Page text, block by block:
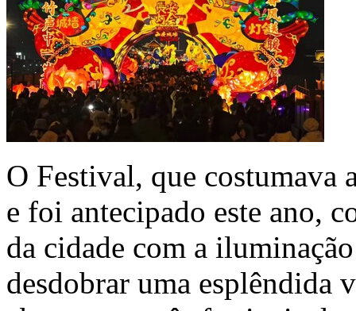
O Festival, que costumava
e foi antecipado este ano,
da cidade com a
desdobrar uma esplêndida